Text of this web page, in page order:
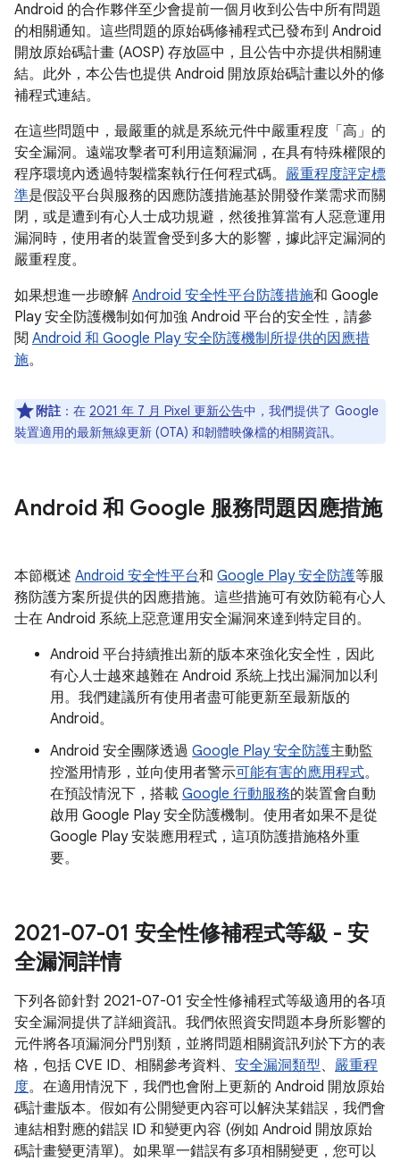
Android 的合作夥伴至少會提前一個月收到公告中所有問題
的相關通知。這些問題的原始碼修補程式已發布到 Android
開放原始碼計畫 (AOSP) 存放區中，且公告中亦提供相關連
結。此外，本公告也提供 Android 開放原始碼計畫以外的修
補程式連結。
在這些問題中，最嚴重的就是系統元件中嚴重程度「高」的
安全漏洞。遠端攻擊者可利用這類漏洞，在具有特殊權限的
程序環境內透過特製檔案執行任何程式碼。 嚴重程度評定標
準是假設平台與服務的因應防護措施基於開發作業需求而關
閉，或是遭到有心人士成功規避，然後推算當有人惡意運用
漏洞時，使用者的裝置會受到多大的影響，據此評定漏洞的
嚴重程度。
如果想進一步瞭解 Android 安全性平台防護措施和 Google
Play 安全防護機制如何加強 Android 平台的安全性，請參
閱 Android 和 Google Play 安全防護機制所提供的因應措
施。
附註 ：在 2021 年 7 月 Pixel 更新公告中，我們提供了 Google
裝置適用的最新無線更新 (OTA) 和韌體映像檔的相關資訊。
Android 和 Google 服務問題因應措施
本節概述 Android 安全性平台和 Google Play 安全防護等服
務防護方案所提供的因應措施。這些措施可有效防範有心人
士在 Android 系統上惡意運用安全漏洞來達到特定目的。
Android 平台持續推出新的版本來強化安全性，因此
有心人士越來越難在 Android 系統上找出漏洞加以利
用。我們建議所有使用者盡可能更新至最新版的
Android。
Android 安全團隊透過 Google Play 安全防護主動監
控濫用情形，並向使用者警示可能有害的應用程式。
在預設情況下，搭載 Google 行動服務的裝置會自動
啟用 Google Play 安全防護機制。使用者如果不是從
Google Play 安裝應用程式，這項防護措施格外重
要。
2021-07-01 安全性修補程式等級 - 安
全漏洞詳情
下列各節針對 2021-07-01 安全性修補程式等級適用的各項
安全漏洞提供了詳細資訊。我們依照資安問題本身所影響的
元件將各項漏洞分門別類，並將問題相關資訊列於下方的表
格，包括 CVE ID、相關參考資料、 安全漏洞類型、 嚴重程
度。在適用情況下，我們也會附上更新的 Android 開放原始
碼計畫版本。假如有公開變更內容可以解決某錯誤，我們會
連結相對應的錯誤 ID 和變更內容 (例如 Android 開放原始
碼計畫變更清單)。如果單一錯誤有多項相關變更，您可以